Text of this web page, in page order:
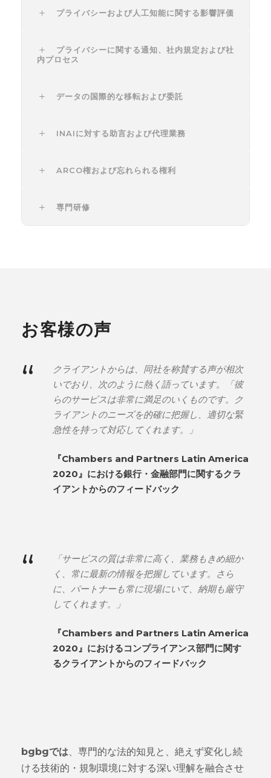
プライバシーおよび人工知能に関する影響評価
プライバシーに関する通知、社内規定および社
内プロセス
データの国際的な移転および委託
INAIに対する助言および代理業務
ARCO権および忘れられる権利
専門研修
お客様の声
“
クライアントからは、同社を称賛する声が相次
いでおり、次のように熱く語っています。「彼
らのサービスは非常に満足のいくものです。ク
ライアントのニーズを的確に把握し、適切な緊
急性を持って対応してくれます。」
『Chambers and Partners Latin America
2020』における銀行・金融部門に関するクラ
イアントからのフィードバック
“
「サービスの質は非常に高く、業務もきめ細か
く、常に最新の情報を把握しています。さら
に、パートナーも常に現場にいて、納期も厳守
してくれます。」
『Chambers and Partners Latin America
2020』におけるコンプライアンス部門に関す
るクライアントからのフィードバック
bgbgでは、専門的な法的知見と、絶えず変化し続
ける技術的・規制環境に対する深い理解を融合させ